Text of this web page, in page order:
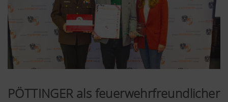
PÖTTINGER als feuerwehrfreundlicher